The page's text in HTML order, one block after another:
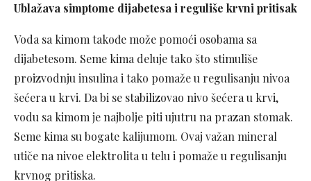
Ublažava simptome dijabetesa i reguliše krvni pritisak
Voda sa kimom takođe može pomoći osobama sa
dijabetesom. Seme kima deluje tako što stimuliše
proizvodnju insulina i tako pomaže u regulisanju nivoa
šećera u krvi. Da bi se stabilizovao nivo šećera u krvi,
vodu sa kimom je najbolje piti ujutru na prazan stomak.
Seme kima su bogate kalijumom. Ovaj važan mineral
utiče na nivoe elektrolita u telu i pomaže u regulisanju
krvnog pritiska.